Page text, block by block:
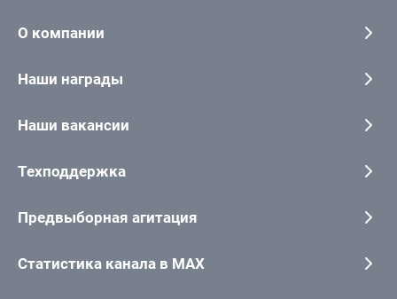
О компании
Наши награды
Наши вакансии
Техподдержка
Предвыборная агитация
Статистика канала в MAX